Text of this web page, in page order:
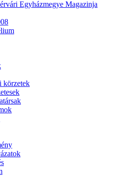
Egyházmegye Magazinja
körzetek